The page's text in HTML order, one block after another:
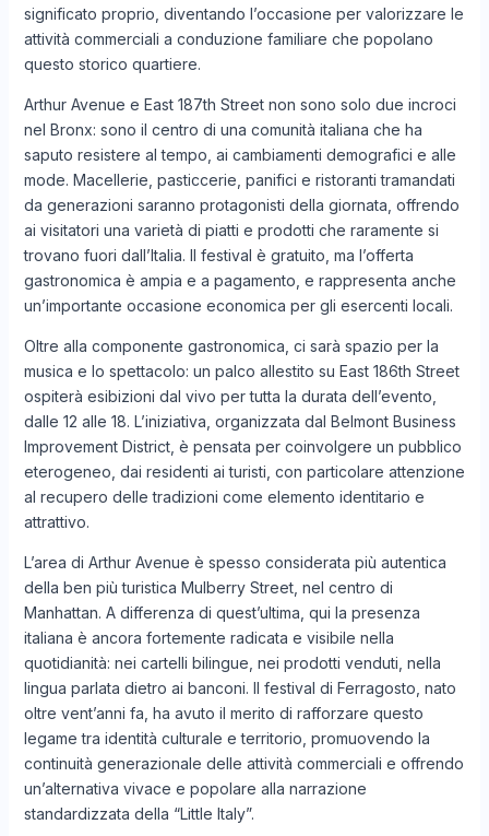
significato proprio, diventando l’occasione per valorizzare le
attività commerciali a conduzione familiare che popolano
questo storico quartiere.
Arthur Avenue e East 187th Street non sono solo due incroci
nel Bronx: sono il centro di una comunità italiana che ha
saputo resistere al tempo, ai cambiamenti demografici e alle
mode. Macellerie, pasticcerie, panifici e ristoranti tramandati
da generazioni saranno protagonisti della giornata, offrendo
ai visitatori una varietà di piatti e prodotti che raramente si
trovano fuori dall’Italia. Il festival è gratuito, ma l’offerta
gastronomica è ampia e a pagamento, e rappresenta anche
un’importante occasione economica per gli esercenti locali.
Oltre alla componente gastronomica, ci sarà spazio per la
musica e lo spettacolo: un palco allestito su East 186th Street
ospiterà esibizioni dal vivo per tutta la durata dell’evento,
dalle 12 alle 18. L’iniziativa, organizzata dal Belmont Business
Improvement District, è pensata per coinvolgere un pubblico
eterogeneo, dai residenti ai turisti, con particolare attenzione
al recupero delle tradizioni come elemento identitario e
attrattivo.
L’area di Arthur Avenue è spesso considerata più autentica
della ben più turistica Mulberry Street, nel centro di
Manhattan. A differenza di quest’ultima, qui la presenza
italiana è ancora fortemente radicata e visibile nella
quotidianità: nei cartelli bilingue, nei prodotti venduti, nella
lingua parlata dietro ai banconi. Il festival di Ferragosto, nato
oltre vent’anni fa, ha avuto il merito di rafforzare questo
legame tra identità culturale e territorio, promuovendo la
continuità generazionale delle attività commerciali e offrendo
un’alternativa vivace e popolare alla narrazione
standardizzata della “Little Italy”.